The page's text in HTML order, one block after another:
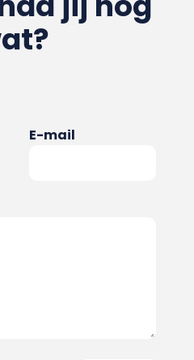
E-mail